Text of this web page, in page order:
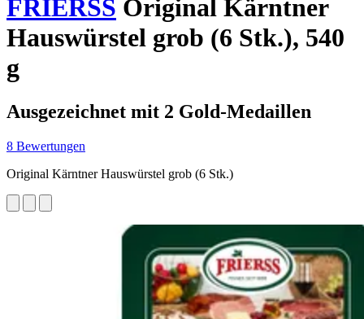
FRIERSS Original Kärntner
Hauswürstel grob (6 Stk.), 540
g
Ausgezeichnet mit 2 Gold-Medaillen
8 Bewertungen
Original Kärntner Hauswürstel grob (6 Stk.)